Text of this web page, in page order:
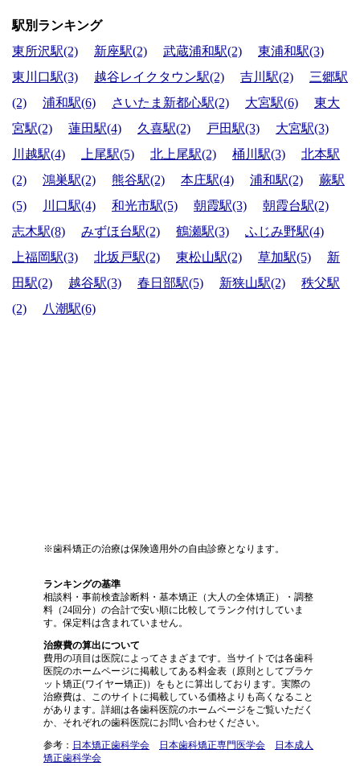
駅別ランキング
東所沢駅(2)
新座駅(2) 武蔵浦和駅(2)
東浦和駅(3)
東川口駅(3)
越谷レイクタウン駅(2) 吉川駅(2)
三郷駅
(2)
浦和駅(6) さいたま新都心駅(2) 大宮駅(6)
東大
宮駅(2)
蓮田駅(4) 久喜駅(2) 戸田駅(3)
大宮駅(3)
川越駅(4)
上尾駅(5) 北上尾駅(2) 桶川駅(3)
北本駅
(2)
鴻巣駅(2) 熊谷駅(2) 本庄駅(4) 浦和駅(2)
蕨駅
(5)
川口駅(4) 和光市駅(5) 朝霞駅(3)
朝霞台駅(2)
志木駅(8)
みずほ台駅(2) 鶴瀬駅(3)
ふじみ野駅(4)
上福岡駅(3)
北坂戸駅(2) 東松山駅(2) 草加駅(5)
新
田駅(2)
越谷駅(3) 春日部駅(5) 新狭山駅(2)
秩父駅
(2)
八潮駅(6)
※歯科矯正の治療は保険適用外の自由診療となります。
ランキングの基準
相談料・事前検査診断料・基本矯正（大人の全体矯正）・調整
料（24回分）の合計で安い順に比較してランク付けしていま
す。保定料は含まれていません。
治療費の算出について
費用の項目は医院によってさまざまです。当サイトでは各歯科
医院のホームページに掲載してある料金表（原則としてブラケ
ット矯正(ワイヤー矯正)）をもとに算出しております。実際の
治療費は、このサイトに掲載している価格よりも高くなること
があります。詳細は各歯科医院のホームページをご覧いただく
か、それぞれの歯科医院にお問い合わせください。
参考： 日本矯正歯科学会 日本歯科矯正専門医学会
日本成人
矯正歯科学会